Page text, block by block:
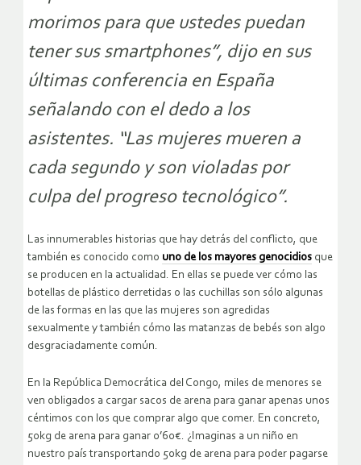
morimos para que ustedes puedan
tener sus smartphones”, dijo en sus
últimas conferencia en España
señalando con el dedo a los
asistentes. “Las mujeres mueren a
cada segundo y son violadas por
culpa del progreso tecnológico”.
Las innumerables historias que hay detrás del conflicto, que
también es conocido como uno de los mayores genocidios que
se producen en la actualidad. En ellas se puede ver cómo las
botellas de plástico derretidas o las cuchillas son sólo algunas
de las formas en las que las mujeres son agredidas
sexualmente y también cómo las matanzas de bebés son algo
desgraciadamente común.
En la República Democrática del Congo, miles de menores se
ven obligados a cargar sacos de arena para ganar apenas unos
céntimos con los que comprar algo que comer. En concreto,
50kg de arena para ganar 0’60€. ¿Imaginas a un niño en
nuestro país transportando 50kg de arena para poder pagarse